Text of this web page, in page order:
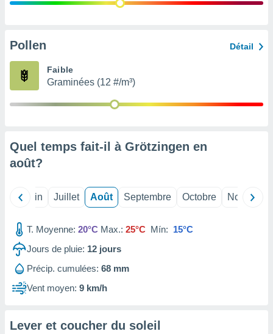
ce
en
» ou
web.
nos
le
des
Pollen Détail
Faible
Graminées (12 #/m³)
Quel temps fait-il à Grötzingen en
août?
Juin Juillet Août Septembre Octobre Novembre
T. Moyenne: 20°C Max.: 25°C Mín: 15°C
Jours de pluie: 12 jours
Précip. cumulées: 68 mm
Vent moyen: 9 km/h
Lever et coucher du soleil